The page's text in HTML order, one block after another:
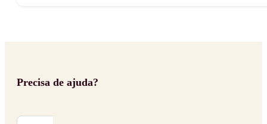
Precisa de ajuda?